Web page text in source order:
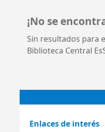
¡No se
Sin resultados para
Biblioteca Central
Enlaces de interés